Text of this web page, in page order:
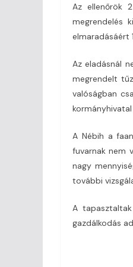
Az ellenőrök
megrendelés
elmaradásáért
Az eladásnál
megrendelt
valóságban
A Nébih a
fuvarnak nem
nagy
további
A
gazdálkodás